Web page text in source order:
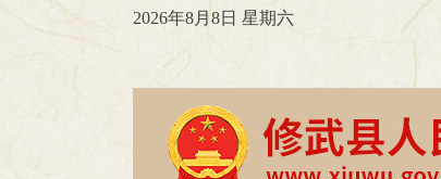
2026年8月8日 星期六